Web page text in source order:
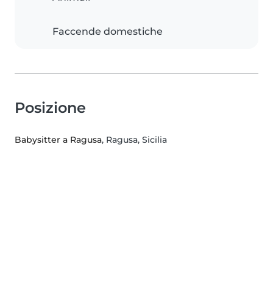
Faccende domestiche
Posizione
Babysitter a Ragusa, Ragusa, Sicilia